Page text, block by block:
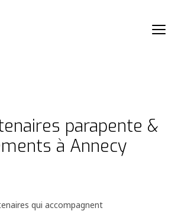
parapente &
à Annecy
qui accompagnent